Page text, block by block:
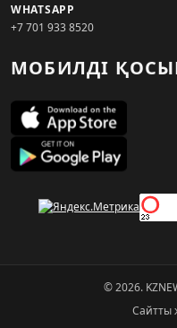
WHATSAPP
+7 701 933 8520
МОБИЛДІ
© 2026.
Сайтты